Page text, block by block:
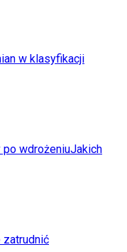
w klasyfikacji
wdrożeniuJakich
zatrudnić